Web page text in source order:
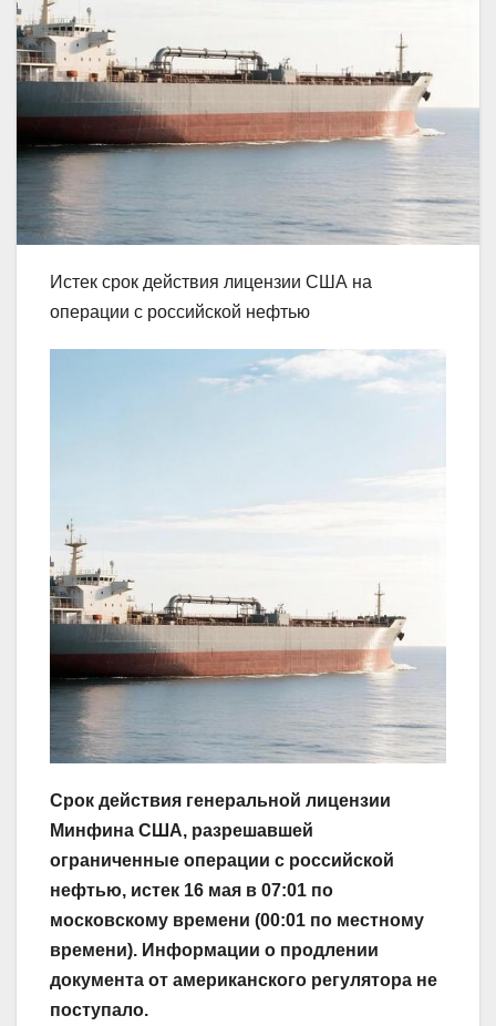
Истек срок действия лицензии США на
операции с российской нефтью
Срок действия генеральной лицензии
Минфина США, разрешавшей
ограниченные операции с российской
нефтью, истек 16 мая в 07:01 по
московскому времени (00:01 по местному
времени). Информации о продлении
документа от американского регулятора не
поступало.